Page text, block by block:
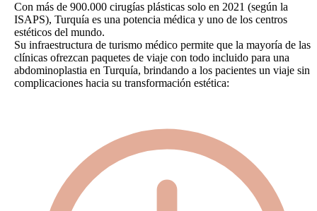
Con más de 900.000 cirugías plásticas solo en 2021 (según la
ISAPS), Turquía es una potencia médica y uno de los centros
estéticos del mundo.
Su infraestructura de turismo médico permite que la mayoría de las
clínicas ofrezcan paquetes de viaje con todo incluido para una
abdominoplastia en Turquía, brindando a los pacientes un viaje sin
complicaciones hacia su transformación estética: